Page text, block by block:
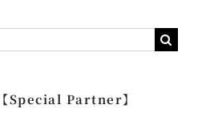
【Special Partner】